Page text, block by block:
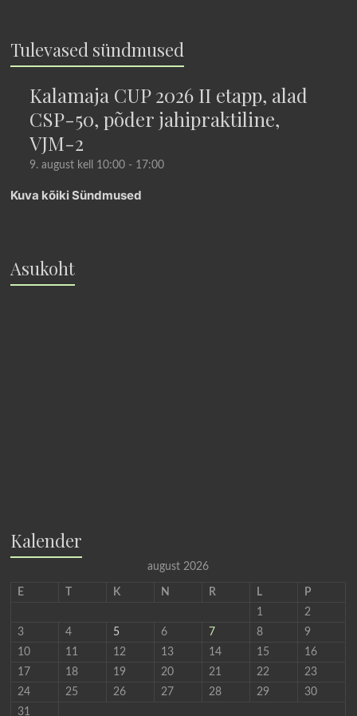
Tulevased sündmused
Kalamaja CUP 2026 II etapp, alad
CSP-50, põder jahipraktiline,
VJM-2
9. august kell 10:00 - 17:00
Kuva kõiki Sündmused
Asukoht
Kalender
august 2026
E K N R L
P
1
2
3
4 5 6 7 8
9
10
11 12 13 14 15
16
17
18 19 20 21 22
23
24
25 26 27 28 29
30
31